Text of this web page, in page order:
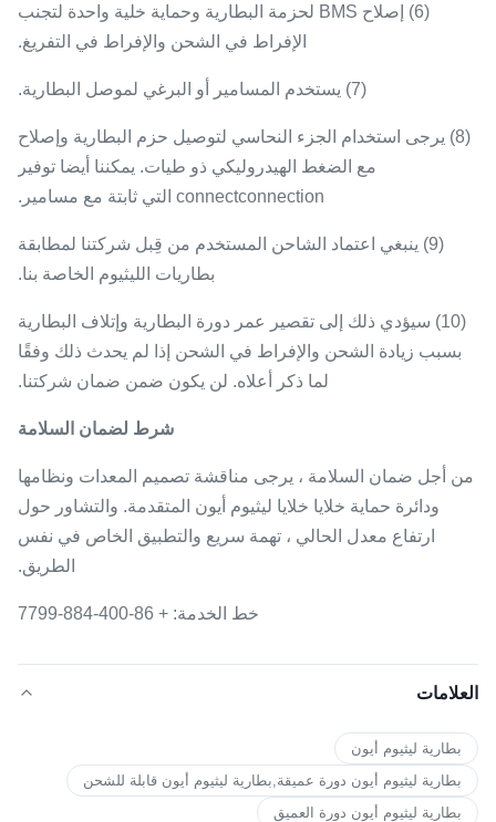
(6) إصلاح BMS لحزمة البطارية وحماية خلية واحدة لتجنب
الإفراط في الشحن والإفراط في التفريغ.
(7) يستخدم المسامير أو البرغي لموصل البطارية.
(8) يرجى استخدام الجزء النحاسي لتوصيل حزم البطارية وإصلاح
مع الضغط الهيدروليكي ذو طيات. يمكننا أيضا توفير
connectconnection التي ثابتة مع مسامير.
(9) ينبغي اعتماد الشاحن المستخدم من قِبل شركتنا لمطابقة
بطاريات الليثيوم الخاصة بنا.
(10) سيؤدي ذلك إلى تقصير عمر دورة البطارية وإتلاف البطارية
بسبب زيادة الشحن والإفراط في الشحن إذا لم يحدث ذلك وفقًا
لما ذكر أعلاه. لن يكون ضمن ضمان شركتنا.
شرط لضمان السلامة
من أجل ضمان السلامة ، يرجى مناقشة تصميم المعدات ونظامها
ودائرة حماية خلايا خلايا ليثيوم أيون المتقدمة. والتشاور حول
ارتفاع معدل الحالي ، تهمة سريع والتطبيق الخاص في نفس
الطريق.
خط الخدمة: + 86-400-884-7799
العلامات
بطارية ليثيوم أيون
بطارية ليثيوم أيون دورة عميقة,بطارية ليثيوم أيون قابلة للشحن
بطارية ليثيوم أيون دورة العميق